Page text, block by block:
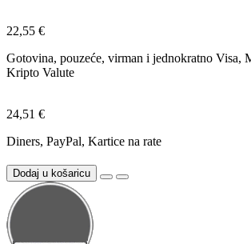
22,55 €
Gotovina, pouzeće, virman i jednokratno Visa,
Kripto Valute
24,51 €
Diners, PayPal, Kartice na rate
Dodaj u košaricu